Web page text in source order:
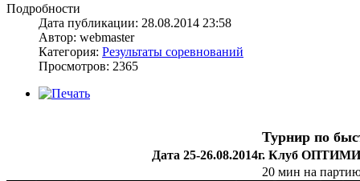
Подробности
Дата публикации: 28.08.2014 23:58
Автор: webmaster
Категория: Результаты соревнований
Просмотров: 2365
Турнир по
Дата 25-26.08.2014г. Клуб
20 мин на